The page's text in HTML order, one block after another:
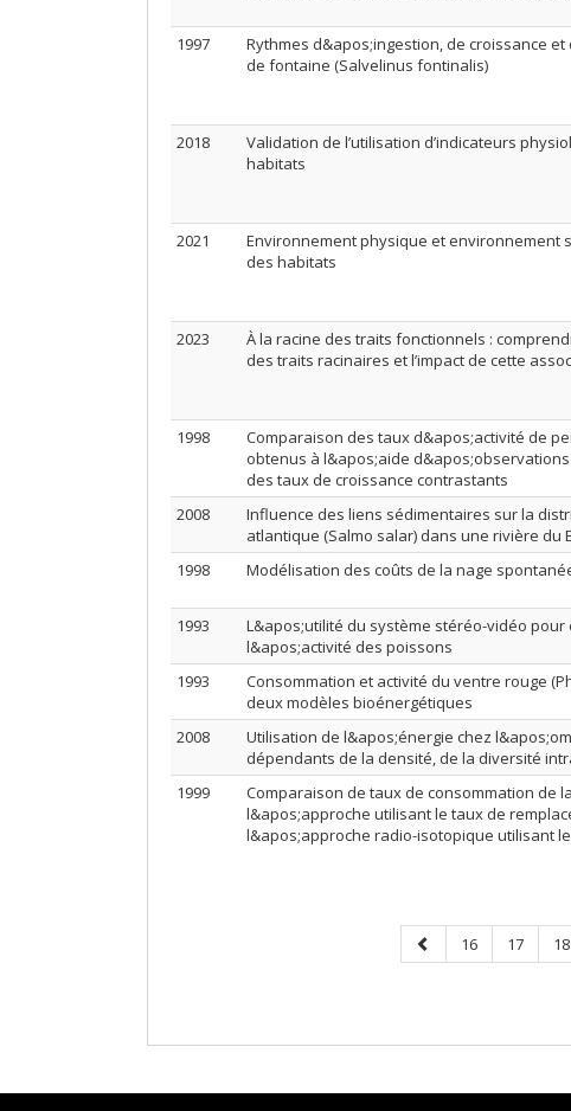
1997
Rythmes d&apos;ingestion, de croissance
de fontaine (Salvelinus fontinalis)
2018
Validation de l’utilisation d’indicateurs
habitats
2021
Environnement physique et environnement
des habitats
2023
À la racine des traits fonctionnels :
des traits racinaires et l’impact de cette
1998
Comparaison des taux d&apos;activité de
obtenus à l&apos;aide
des taux de croissance contrastants
2008
Influence des liens sédimentaires sur la
atlantique (Salmo salar) dans une rivière du
1998
Modélisation des coûts de la nage
1993
L&apos;utilité du système stéréo-vidéo
l&apos;activité des poissons
1993
Consommation et activité du ventre rouge
deux modèles bioénergétiques
2008
Utilisation de l&apos;énergie chez
dépendants de la densité, de la diversité
1999
Comparaison de taux de consommation de
l&apos;approche utilisant le taux de
l&apos;approche radio-isotopique utilisant
Page
précédente
Page
16 Page
17 18